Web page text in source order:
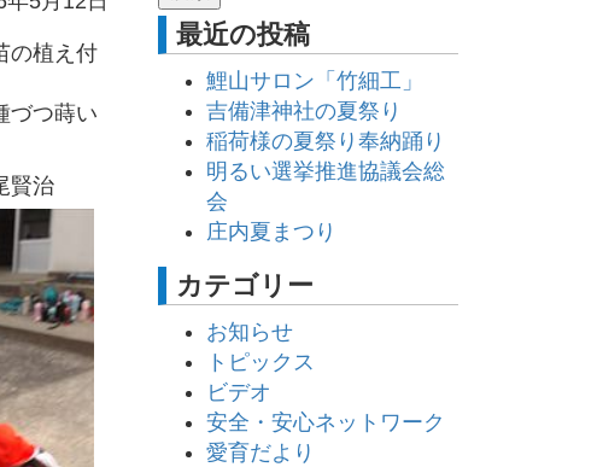
の植え付
づつ蒔い
最近の投稿
鯉山サロン「竹細工」
吉備津神社の夏祭り
稲荷様の夏祭り奉納踊り
明るい選挙推進協議会総
会
庄内夏まつり
カテゴリー
お知らせ
トピックス
ビデオ
安全・安心ネットワーク
愛育だより